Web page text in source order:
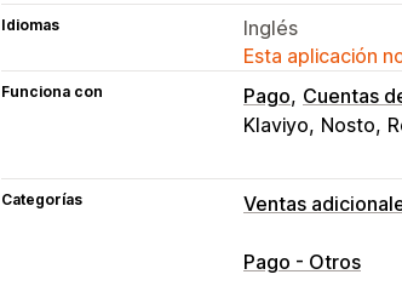
Idiomas
Inglés
Esta aplicación
Funciona con Pago Cuentas
Klaviyo Nosto
Categorías Ventas
Personalización
Pago - Otros